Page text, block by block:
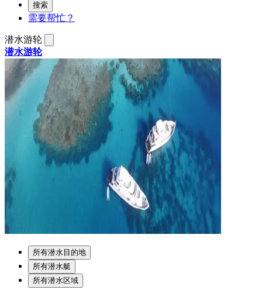
搜索
需要帮忙？
潜水游轮
潜水游轮
所有潜水目的地
所有潜水艇
所有潜水区域